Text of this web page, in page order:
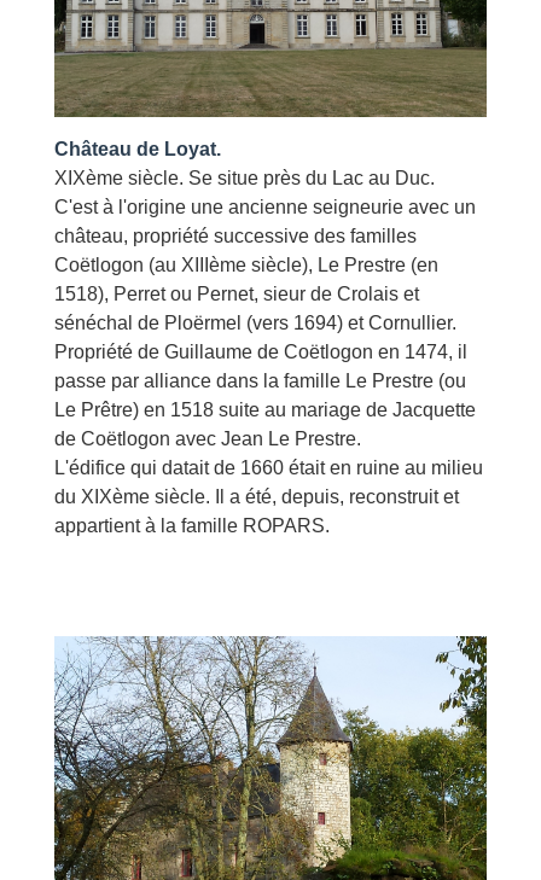
Château de Loyat.
XIXème siècle. Se situe près du Lac au Duc.
C'est à l'origine une ancienne seigneurie avec un
château, propriété successive des familles
Coëtlogon (au XIIIème siècle), Le Prestre (en
1518), Perret ou Pernet, sieur de Crolais et
sénéchal de Ploërmel (vers 1694) et Cornullier.
Propriété de Guillaume de Coëtlogon en 1474, il
passe par alliance dans la famille Le Prestre (ou
Le Prêtre) en 1518 suite au mariage de Jacquette
de Coëtlogon avec Jean Le Prestre.
L'édifice qui datait de 1660 était en ruine au milieu
du XIXème siècle. Il a été, depuis, reconstruit et
appartient à la famille ROPARS.